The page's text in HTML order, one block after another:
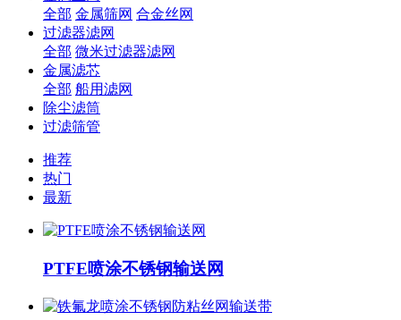
全部 金属筛网 合金丝网
过滤器滤网
全部 微米过滤器滤网
金属滤芯
全部 船用滤网
除尘滤筒
过滤筛管
推荐
热门
最新
PTFE喷涂不锈钢输送网